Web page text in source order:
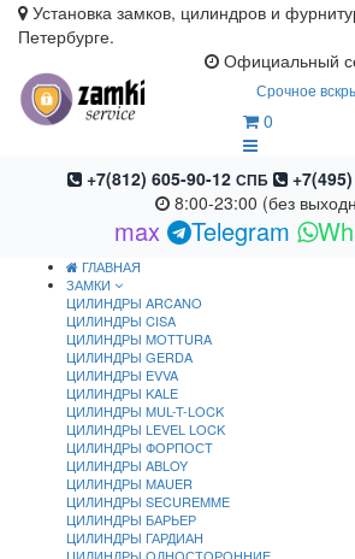
Установка замков, цилиндров и
Петербурге.
Официальный
Срочное
0
+7(812) 605-90-12 СПБ +7(495)
8:00-23:00 (без
max Telegram
ГЛАВНАЯ
ЗАМКИ
ЦИЛИНДРЫ ARCANO
ЦИЛИНДРЫ CISA
ЦИЛИНДРЫ MOTTURA
ЦИЛИНДРЫ GERDA
ЦИЛИНДРЫ EVVA
ЦИЛИНДРЫ KALE
ЦИЛИНДРЫ MUL-T-LOCK
ЦИЛИНДРЫ LEVEL LOCK
ЦИЛИНДРЫ ФОРПОСТ
ЦИЛИНДРЫ ABLOY
ЦИЛИНДРЫ MAUER
ЦИЛИНДРЫ SECUREMME
ЦИЛИНДРЫ БАРЬЕР
ЦИЛИНДРЫ ГАРДИАН